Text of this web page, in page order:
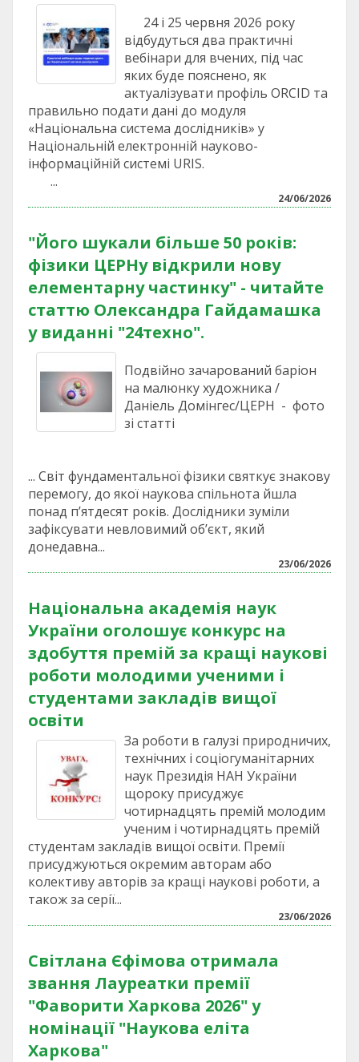
24 і 25 червня 2026 року
відбудуться два практичні
вебінари для вчених, під час
яких буде пояснено, як
актуалізувати профіль ORCID та
правильно подати дані до модуля
«Національна система дослідників» у
Національній електронній науково-
інформаційній системі URIS.
...
24/06/2026
"Його шукали більше 50 років:
фізики ЦЕРНу відкрили нову
елементарну частинку" - читайте
статтю Олександра Гайдамашка
у виданні "24техно".
Подвійно зачарований баріон
на малюнку художника /
Даніель Домінгес/ЦЕРН - фото
зі статті
... Світ фундаментальної фізики святкує знакову
перемогу, до якої наукова спільнота йшла
понад п’ятдесят років. Дослідники зуміли
зафіксувати невловимий об’єкт, який
донедавна...
23/06/2026
Національна академія наук
України оголошує конкурс на
здобуття премій за кращі наукові
роботи молодими ученими і
студентами закладів вищої
освіти
За роботи в галузі природничих,
технічних і соціогуманітарних
наук Президія НАН України
щороку присуджує
чотирнадцять премій молодим
ученим і чотирнадцять премій
студентам закладів вищої освіти. Премії
присуджуються окремим авторам або
колективу авторів за кращі наукові роботи, а
також за серії...
23/06/2026
Світлана Єфімова отримала
звання Лауреатки премії
"Фаворити Харкова 2026" у
номінації "Наукова еліта
Харкова"